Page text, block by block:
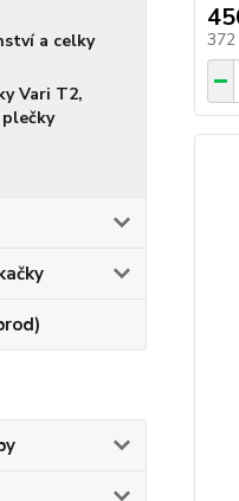
a celky
Vari T2,
372